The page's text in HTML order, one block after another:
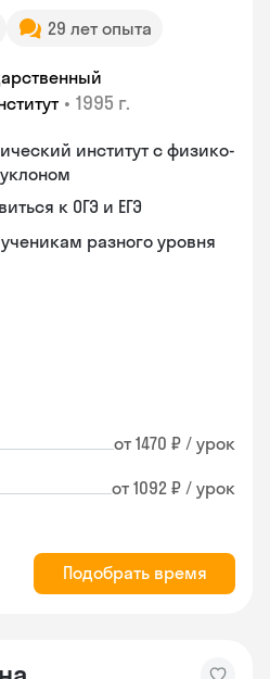
29 лет опыта
• 1995 г.
институт с физико-
к ОГЭ и ЕГЭ
разного уровня
от 1470 ₽ / урок
от 1092 ₽ / урок
Подобрать время